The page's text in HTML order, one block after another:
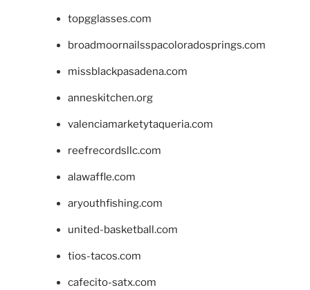
topgglasses.com
broadmoornailsspacoloradosprings.com
missblackpasadena.com
anneskitchen.org
valenciamarketytaqueria.com
reefrecordsllc.com
alawaffle.com
aryouthfishing.com
united-basketball.com
tios-tacos.com
cafecito-satx.com